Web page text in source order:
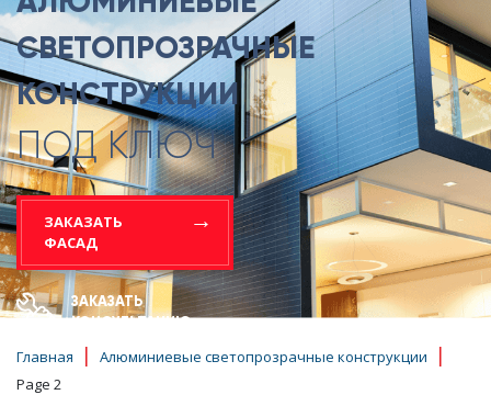
СВЕТОПРОЗРАЧНЫЕ
КОНСТРУКЦИИ
ПОД КЛЮЧ
ЗАКАЗАТЬ
ФАСАД
ЗАКАЗАТЬ
КОНСУЛЬТАЦИЮ
Главная | Алюминиевые светопрозрачные конструкции |
Page 2